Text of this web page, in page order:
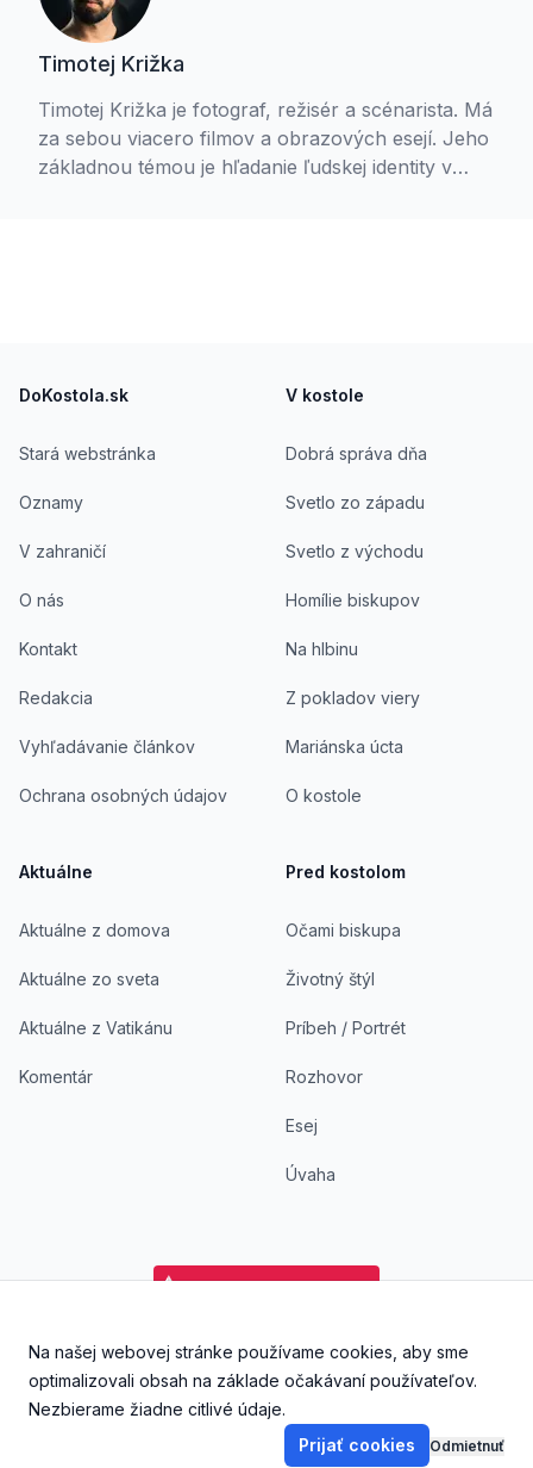
Timotej Križka
Timotej Križka je fotograf, režisér a scénarista. Má
za sebou viacero filmov a obrazových esejí. Jeho
základnou témou je hľadanie ľudskej identity v
DoKostola.sk
Stará webstránka
Oznamy
V zahraničí
O nás
Kontakt
Redakcia
Vyhľadávanie článkov
Ochrana osobných údajov
Aktuálne
Aktuálne z domova
Aktuálne zo sveta
Aktuálne z Vatikánu
Komentár
V kostole
Dobrá správa dňa
Svetlo zo západu
Svetlo z východu
Homílie biskupov
Na hlbinu
Z pokladov viery
Mariánska úcta
O kostole
Pred kostolom
Očami biskupa
Životný štýl
Príbeh / Portrét
Rozhovor
Esej
Úvaha
FacebookInstagramYouTubeAplikácia DoKostola -
Aplikácia
Na našej webovej stránke používame cookies, aby sme
optimalizovali obsah na základe očakávaní používateľov.
Nezbierame žiadne citlivé údaje.
Prijať cookies
Odmietnuť